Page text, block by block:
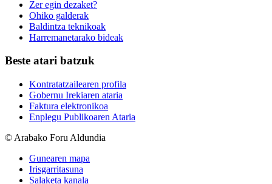
Zer egin dezaket?
Ohiko galderak
Baldintza teknikoak
Harremanetarako bideak
Beste atari batzuk
Kontratatzailearen profila
Gobernu Irekiaren ataria
Faktura elektronikoa
Enplegu Publikoaren Ataria
© Arabako Foru Aldundia
Gunearen mapa
Irisgarritasuna
Salaketa kanala